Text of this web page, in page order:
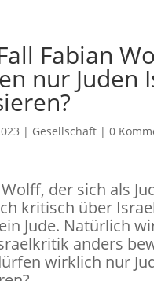
Fabian
nur Juden
| Gesellschaft| 0
der sich als
kritisch über
Jude. Natürlich
anders
wirklich nur